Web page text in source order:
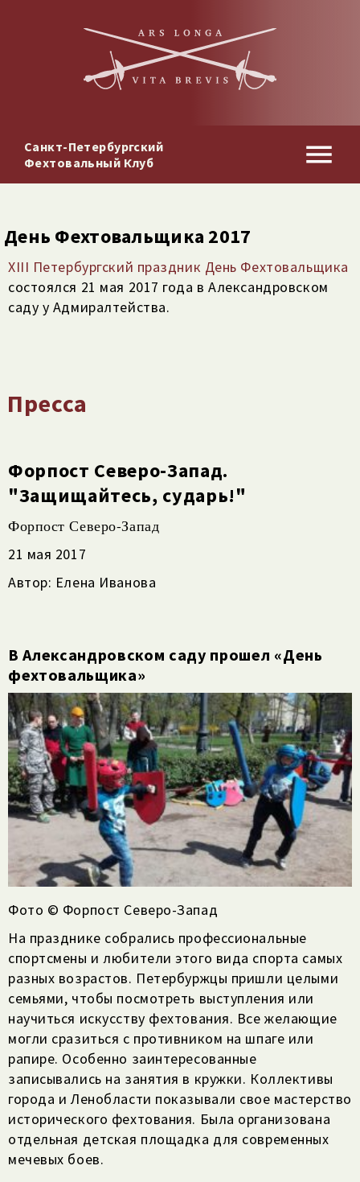
Санкт-Петербургский
Фехтовальный Клуб
День Фехтовальщика 2017
XIII Петербургский праздник День Фехтовальщика
состоялся 21 мая 2017 года в Александровском
саду у Адмиралтейства.
Пресса
Форпост Cеверо-Запад.
"Защищайтесь, сударь!"
Форпост Северо-Запад
21 мая 2017
Автор: Елена Иванова
В Александровском саду прошел «День
фехтовальщика»
Фото © Форпост Северо-Запад
На празднике собрались профессиональные
спортсмены и любители этого вида спорта самых
разных возрастов. Петербуржцы пришли целыми
семьями, чтобы посмотреть выступления или
научиться искусству фехтования. Все желающие
могли сразиться с противником на шпаге или
рапире. Особенно заинтересованные
записывались на занятия в кружки. Коллективы
города и Ленобласти показывали свое мастерство
исторического фехтования. Была организована
отдельная детская площадка для современных
мечевых боев.